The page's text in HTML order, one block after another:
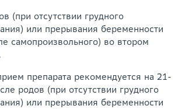
(при отсутствии грудного
или прерывания беременности
самопроизвольного) во втором
препарата рекомендуется на 21-
родов (при отсутствии грудного
или прерывания беременности